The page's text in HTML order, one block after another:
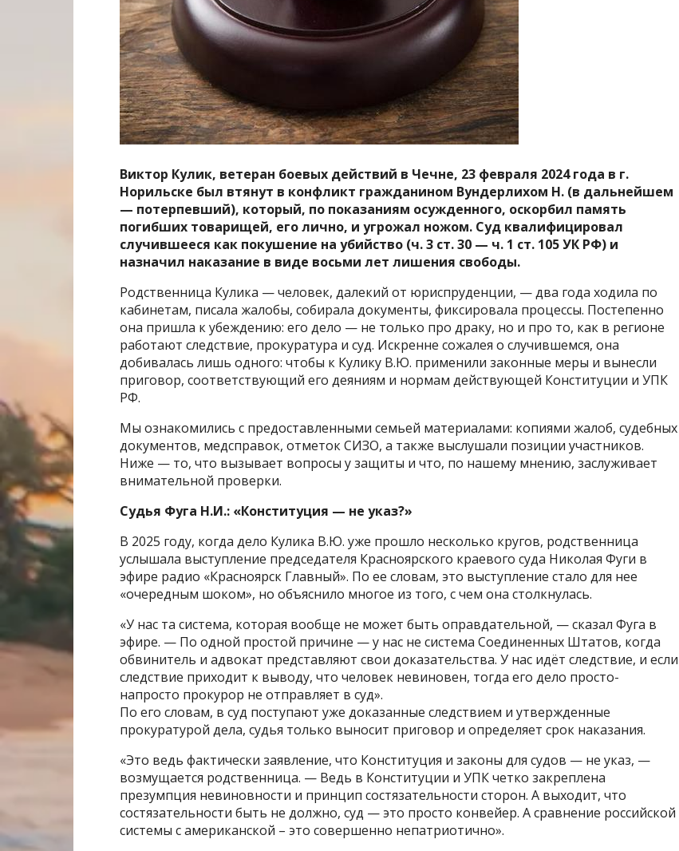
Виктор Кулик, ветеран боевых действий в Чечне, 23 февраля 2024 года в г.
Норильске был втянут в конфликт гражданином Вундерлихом Н. (в дальнейшем
— потерпевший), который, по показаниям осужденного, оскорбил память
погибших товарищей, его лично, и угрожал ножом. Суд квалифицировал
случившееся как покушение на убийство (ч. 3 ст. 30 — ч. 1 ст. 105 УК РФ) и
назначил наказание в виде восьми лет лишения свободы.
Родственница Кулика — человек, далекий от юриспруденции, — два года ходила по
кабинетам, писала жалобы, собирала документы, фиксировала процессы. Постепенно
она пришла к убеждению: его дело — не только про драку, но и про то, как в регионе
работают следствие, прокуратура и суд. Искренне сожалея о случившемся, она
добивалась лишь одного: чтобы к Кулику В.Ю. применили законные меры и вынесли
приговор, соответствующий его деяниям и нормам действующей Конституции и УПК
РФ.
Мы ознакомились с предоставленными семьей материалами: копиями жалоб, судебных
документов, медсправок, отметок СИЗО, а также выслушали позиции участников.
Ниже — то, что вызывает вопросы у защиты и что, по нашему мнению, заслуживает
внимательной проверки.
Судья Фуга Н.И.: «Конституция — не указ?»
В 2025 году, когда дело Кулика В.Ю. уже прошло несколько кругов, родственница
услышала выступление председателя Красноярского краевого суда Николая Фуги в
эфире радио «Красноярск Главный». По ее словам, это выступление стало для нее
«очередным шоком», но объяснило многое из того, с чем она столкнулась.
«У нас та система, которая вообще не может быть оправдательной, — сказал Фуга в
эфире. — По одной простой причине — у нас не система Соединенных Штатов, когда
обвинитель и адвокат представляют свои доказательства. У нас идёт следствие, и если
следствие приходит к выводу, что человек невиновен, тогда его дело просто-
напросто прокурор не отправляет в суд».
По его словам, в суд поступают уже доказанные следствием и утвержденные
прокуратурой дела, судья только выносит приговор и определяет срок наказания.
«Это ведь фактически заявление, что Конституция и законы для судов — не указ, —
возмущается родственница. — Ведь в Конституции и УПК четко закреплена
презумпция невиновности и принцип состязательности сторон. А выходит, что
состязательности быть не должно, суд — это просто конвейер. А сравнение российской
системы с американской – это совершенно непатриотично».